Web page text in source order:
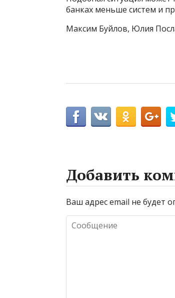
банках меньше систем и
Максим Буйлов, Юлия
Добавить
Ваш адрес email не будет